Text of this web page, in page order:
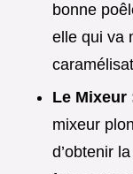
bonne
elle qui va
Le Mixeur
mixeur
d’obtenir